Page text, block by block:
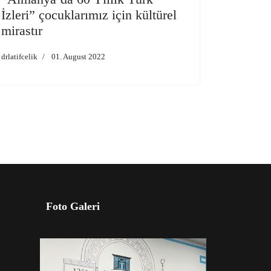
İzleri” çocuklarımız için kültürel
mirastır
drlatifcelik 01. August 2022
Foto Galeri